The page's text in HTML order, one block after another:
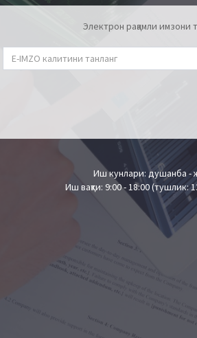
Электрон рақамли имзони
E-IMZO калитини танланг
Иш кунлари: душанба -
Иш вақти: 9:00 - 18:00 (тушлик: